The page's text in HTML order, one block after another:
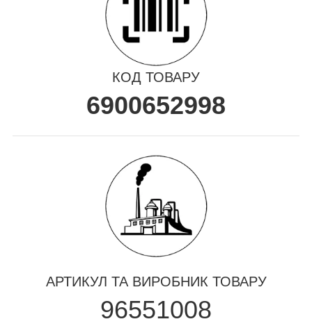
КОД ТОВАРУ
6900652998
АРТИКУЛ ТА ВИРОБНИК ТОВАРУ
96551008